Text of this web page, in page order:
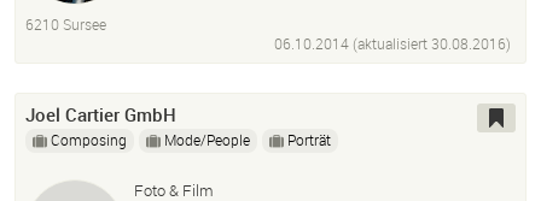
6210 Sursee
06.10.2014 (aktualisiert 30.08.2016)
Joel Cartier GmbH
Composing Mode/People Porträt
Foto & Film